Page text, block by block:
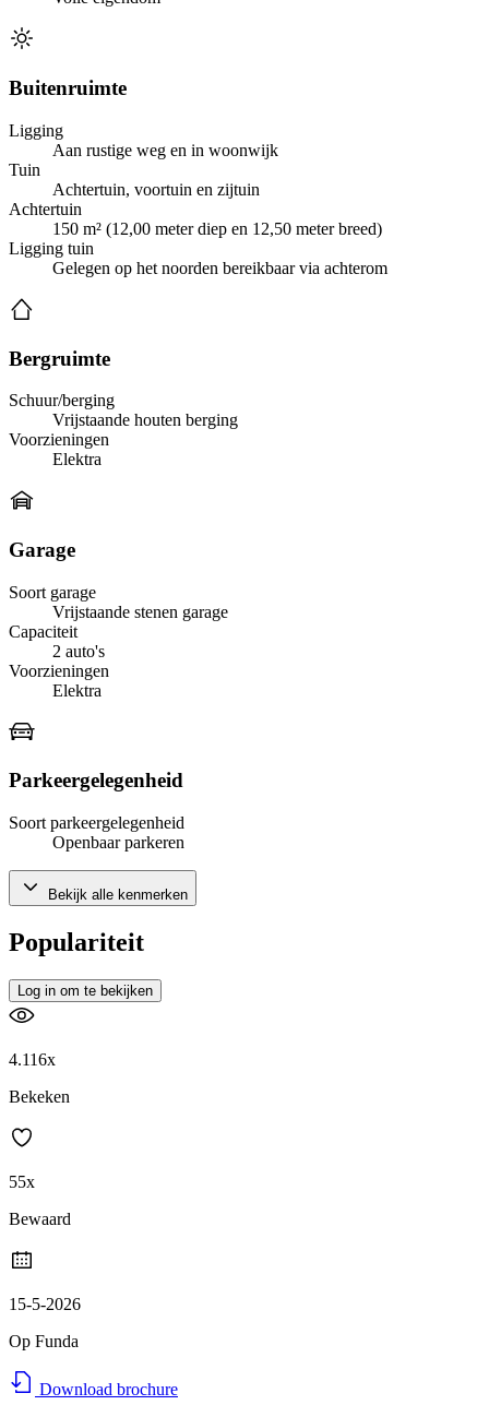
Buitenruimte
Ligging
Aan rustige weg en in woonwijk
Tuin
Achtertuin, voortuin en zijtuin
Achtertuin
150 m² (12,00 meter diep en 12,50 meter breed)
Ligging tuin
Gelegen op het noorden bereikbaar via achterom
Bergruimte
Schuur/berging
Vrijstaande houten berging
Voorzieningen
Elektra
Garage
Soort garage
Vrijstaande stenen garage
Capaciteit
2 auto's
Voorzieningen
Elektra
Parkeergelegenheid
Soort parkeergelegenheid
Openbaar parkeren
Bekijk alle kenmerken
Populariteit
Log in om te bekijken
4.116x
Bekeken
55x
Bewaard
15-5-2026
Op Funda
Download brochure